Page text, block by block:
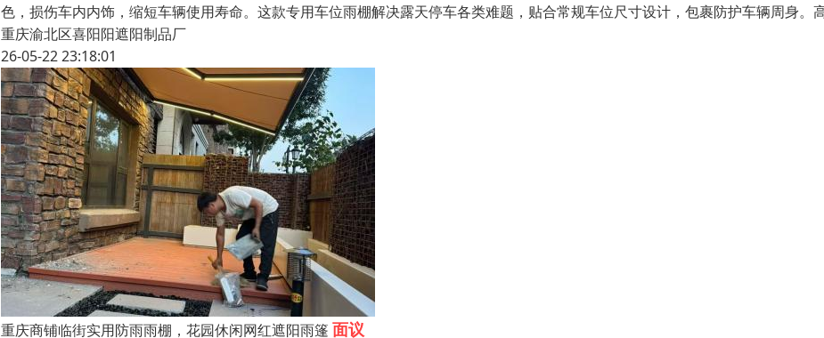
色，损伤车内内饰，缩短车辆使用寿命。这款专用车位雨棚解决露天停车各类难题，贴合常规车位尺寸设计，包裹防护车辆周身。
重庆渝北区喜阳阳遮阳制品厂
26-05-22 23:18:01
重庆商铺临街实用防雨雨棚，花园休闲网红遮阳雨篷 面议